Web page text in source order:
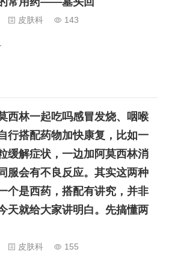
皮肤科 143
西林一起吃吗感冒发烧、咽喉
行搭配药物加快康复，比如一
缓解症状，一边加阿莫西林消
服会有不良反应。其实这两种
个是西药，搭配有讲究，并非
天就给大家讲明白。先搞懂两
皮肤科 155